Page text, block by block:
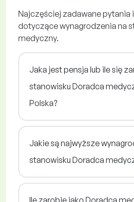
Najczęściej zadawane pytania
dotyczące wynagrodzenia na
medyczny.
Jaka jest pensja lub ile się
stanowisku Doradca
Polska?
Jakie są najwyższe
stanowisku Doradca
Ile zarobię jako Doradca